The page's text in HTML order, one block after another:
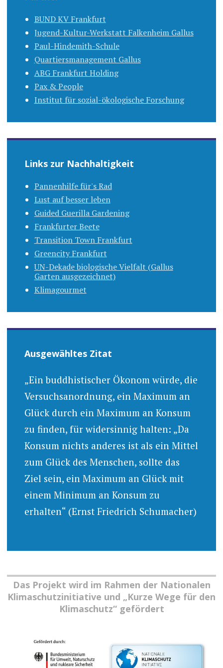
BUND KV Frankfurt
Jugend-Kultur-Werkstatt Falkenheim Gallus
Paul-Hindemith-Schule
Quartiersmanagement Gallus
ABG Frankfurt Holding
Pax & People
Institut für sozial-ökologische Forschung
Links zur Nachhaltigkeit
Pannenhilfe für's Rad
Lust auf besser leben
Guided Guerilla Gardening
Frankfurter Beete
Transition Town Frankfurt
Greencity Frankfurt
UN-Dekade biologische Vielfalt (Gallus
Garten ausgezeichnet)
Klimagourmet
Ausgewähltes Zitat
„Ein buddhistischer Ökonom würde, die
Versuchsanordnung, ein Maximum an
Glück durch ein Maximum an Konsum
zu finden, für widersinnig halten: „Da
Konsum nichts anderes ist als ein Mittel
zum Glück des Menschen, sollte das
Ziel sein, ein Maximum an Glück mit
einem Minimum an Konsum zu
erhalten“ (Ernst Friedrich Schumacher)
Das Projekt wird im Rahmen der Nationalen
Klimaschutzinitiative und „Kurze Wege für den
Klimaschutz“ gefördert